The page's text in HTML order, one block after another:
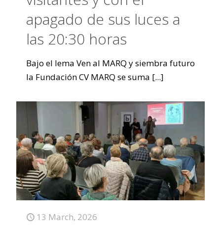
apagado de sus luces a
las 20:30 horas
Bajo el lema Ven al MARQ y siembra futuro
la Fundación CV MARQ se suma [...]
13 March, 2026